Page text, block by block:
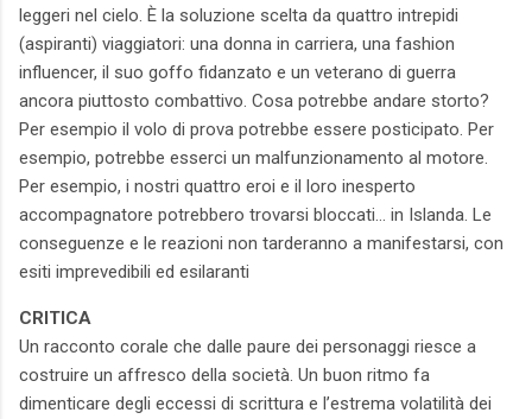
leggeri nel cielo. È la soluzione scelta da quattro intrepidi
(aspiranti) viaggiatori: una donna in carriera, una fashion
influencer, il suo goffo fidanzato e un veterano di guerra
ancora piuttosto combattivo. Cosa potrebbe andare storto?
Per esempio il volo di prova potrebbe essere posticipato. Per
esempio, potrebbe esserci un malfunzionamento al motore.
Per esempio, i nostri quattro eroi e il loro inesperto
accompagnatore potrebbero trovarsi bloccati… in Islanda. Le
conseguenze e le reazioni non tarderanno a manifestarsi, con
esiti imprevedibili ed esilaranti
CRITICA
Un racconto corale che dalle paure dei personaggi riesce a
costruire un affresco della società. Un buon ritmo fa
dimenticare degli eccessi di scrittura e l’estrema volatilità dei